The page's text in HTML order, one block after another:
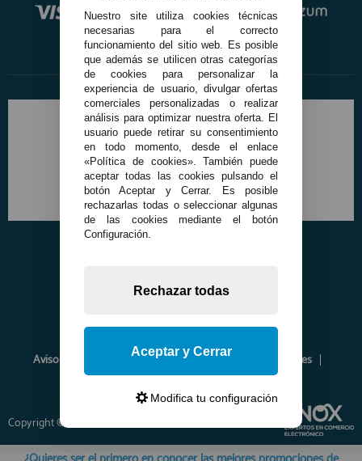
Aviso Legal Política de Privacidad
Política de Cookies
Envíos y Devoluciones
Opiniones
Copyright © 2026 www.francobordo.com
Nuestro site utiliza cookies técnicas
necesarias para el correcto
funcionamiento del sitio web. Es posible
que además se utilicen otras categorías
de cookies para personalizar la
experiencia de usuario, divulgar ofertas
comerciales personalizadas o realizar
análisis para optimizar nuestra oferta. El
usuario puede retirar su consentimiento
en todo momento, desde el enlace
«Política de cookies». También puede
aceptar todas las cookies pulsando el
botón Aceptar y Cerrar. Es posible
rechazarlas todas o seleccionar algunas
de las cookies mediante el botón
Configuración.
Rechazar todas
Aceptar y Cerrar
Modifica tu configuración